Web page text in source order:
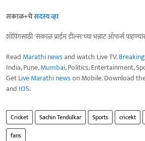
सकाळ+चेसदस्य व्हा
शॉपिंगसाठी 'सकाळ प्राईम डील्स'च्या भन्नाट ऑफर्स
Read Marathi newsand watch Live TV.
India, Pune,Mumbai, Politics, Entertainment,
GetLive Marathi newson Mobile. Download
and IOS.
Cricket Sachin Tendulkar Sports cricekt
fans